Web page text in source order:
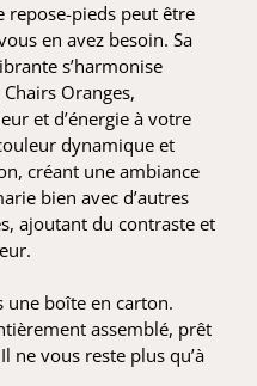
repose-pieds peut être
en avez besoin. Sa
s’harmonise
Oranges,
et d’énergie à votre
dynamique et
créant une ambiance
bien avec d’autres
ajoutant du contraste et
une boîte en carton.
assemblé, prêt
ne vous reste plus qu’à